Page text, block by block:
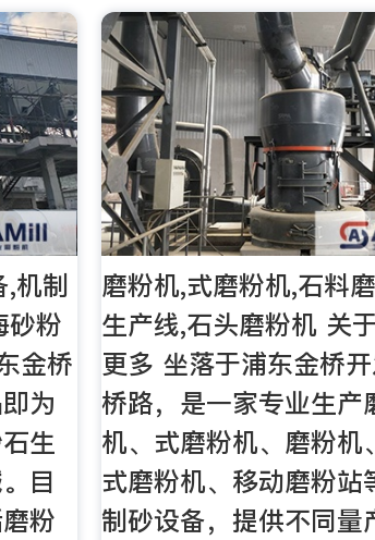
,机制
砂粉
金桥
为
生
目
粉
磨粉机,式磨粉机,石料
生产线,石头磨粉机 关
更多 坐落于浦东金桥
桥路，是一家专业生产
机、式磨粉机、磨粉机
式磨粉机、移动磨粉站
制砂设备，提供不同量